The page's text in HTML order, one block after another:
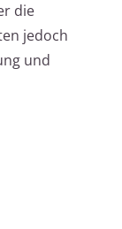
die
jedoch
und